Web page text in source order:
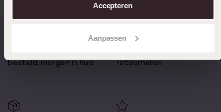
Accepteren
Aanpassen
1
besteld, morgen in huis
retourneren